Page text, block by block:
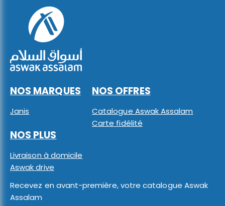
NOS MARQUES
Janis
NOS OFFRES
Catalogue Aswak Assalam
Carte fidélité
NOS PLUS
Livraison à domicile
Aswak drive
Recevez en avant-première, votre catalogue Aswak
Assalam